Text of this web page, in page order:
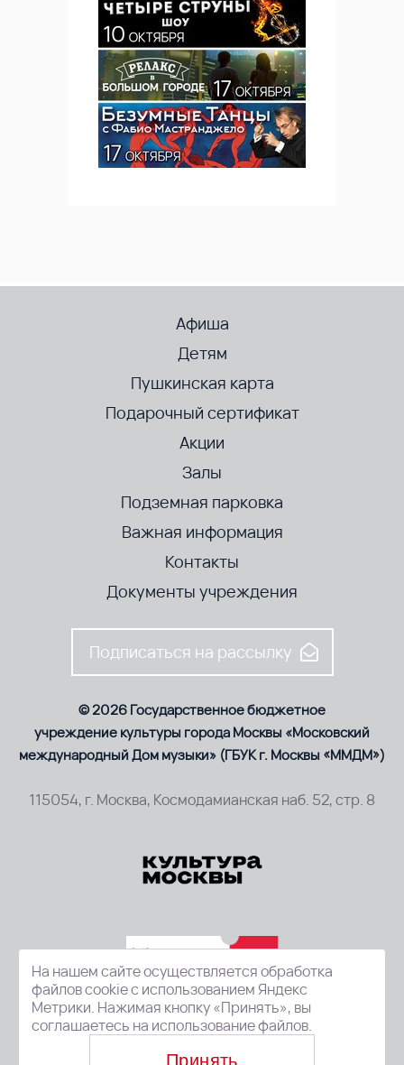
Афиша
Детям
Пушкинская карта
Подарочный сертификат
Акции
Залы
Подземная парковка
Важная информация
Контакты
Документы учреждения
Подписаться на рассылку
© 2026 Государственное бюджетное
учреждение культуры города Москвы «Московский
международный Дом музыки» (ГБУК г. Москвы «ММДМ»)
115054, г. Москва, Космодамианская наб. 52, стр. 8
На нашем сайте осуществляется обработка
файлов cookie с использованием Яндекс
Метрики. Нажимая кнопку «Принять», вы
соглашаетесь на использование файлов.
Принять